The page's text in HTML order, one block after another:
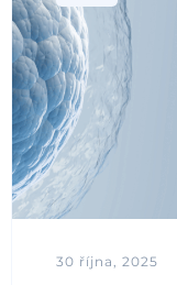
30 října, 2025